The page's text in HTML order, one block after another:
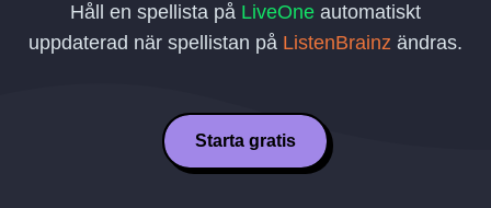
Håll en spellista på LiveOne automatiskt
uppdaterad när spellistan på ListenBrainz ändras.
Starta gratis